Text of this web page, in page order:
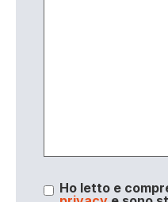
Ho letto e